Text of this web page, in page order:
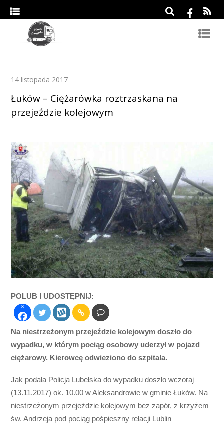
14 listopada 2017
Łuków – Ciężarówka roztrzaskana na
przejeździe kolejowym
POLUB I UDOSTĘPNIJ:
8
Na niestrzeżonym przejeździe kolejowym doszło do
wypadku, w którym pociąg osobowy uderzył w pojazd
ciężarowy. Kierowcę odwieziono do szpitala.
Jak podała Policja Lubelska do wypadku doszło wczoraj
(13.11.2017) ok. 10.00 w Aleksandrowie w gminie Łuków. Na
niestrzeżonym przejeździe kolejowym bez zapór, z krzyżem
św. Andrzeja pod pociąg pośpieszny relacji Lublin –